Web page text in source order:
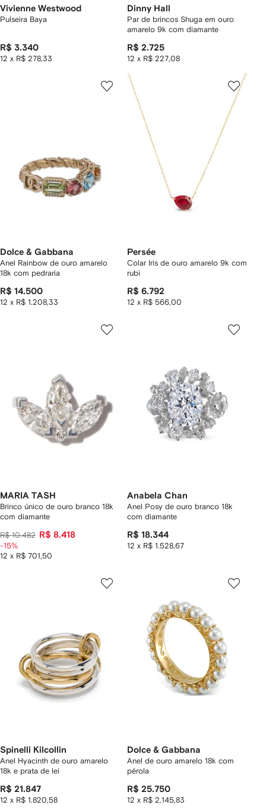
Vivienne Westwood
Pulseira Baya
R$ 3.340
12 x R$ 278,33
Dinny Hall
Par de brincos Shuga em ouro
amarelo 9k com diamante
R$ 2.725
12 x R$ 227,08
Dolce & Gabbana
Anel Rainbow de ouro amarelo
18k com pedraria
R$ 14.500
12 x R$ 1.208,33
Persée
Colar Iris de ouro amarelo 9k com
rubi
R$ 6.792
12 x R$ 566,00
MARIA TASH
Brinco único de ouro branco 18k
com diamante
R$ 10.482 R$ 8.418
12 x R$ 701,50
-15%
Anabela Chan
Anel Posy de ouro branco 18k
com diamante
R$ 18.344
12 x R$ 1.528,67
Spinelli Kilcollin
Anel Hyacinth de ouro amarelo
18k e prata de lei
R$ 21.847
12 x R$ 1.820,58
Dolce & Gabbana
Anel de ouro amarelo 18k com
pérola
R$ 25.750
12 x R$ 2.145,83